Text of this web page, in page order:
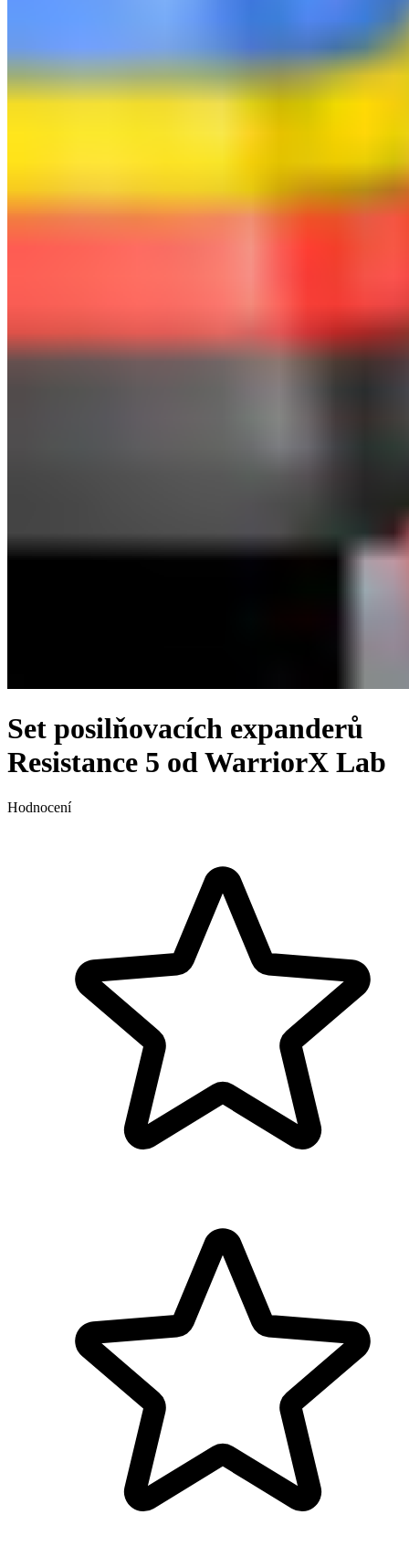
Set posilňovacích expanderů
Resistance 5 od WarriorX Lab
Hodnocení